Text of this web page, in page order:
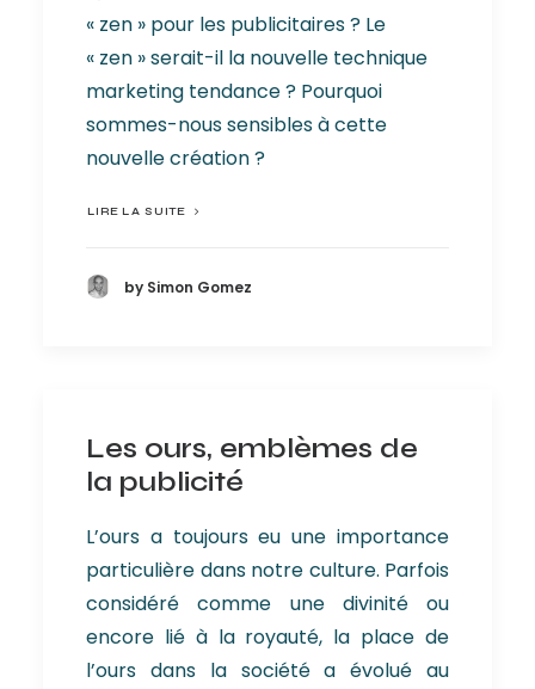
« zen » pour les publicitaires ? Le
« zen » serait-il la nouvelle technique
marketing tendance ? Pourquoi
sommes-nous sensibles à cette
nouvelle création ?
LIRE LA SUITE
by Simon Gomez
Les ours, emblèmes de
la publicité
L’ours a toujours eu une importance
particulière dans notre culture. Parfois
considéré comme une divinité ou
encore lié à la royauté, la place de
l’ours dans la société a évolué au